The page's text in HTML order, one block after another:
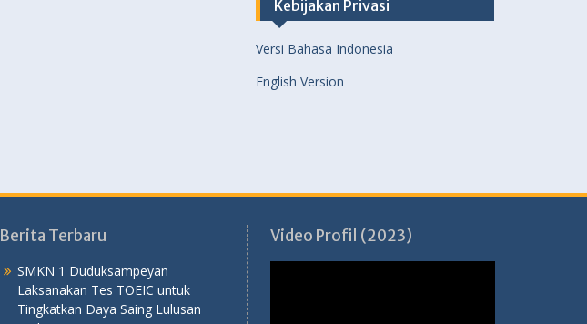
Kebijakan Privasi
Versi Bahasa Indonesia
English Version
Berita Terbaru
SMKN 1 Duduksampeyan
Laksanakan Tes TOEIC untuk
Tingkatkan Daya Saing Lulusan
Video Profil (2023)